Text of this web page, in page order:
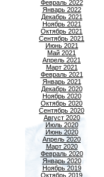
Февраль 2022
Январь 2022
Декабрь 2021
Ноябрь 2021
Октябрь 2021
Сентябрь 2021
Июнь 2021
Май 2021
Апрель 2021
Март 2021
Февраль 2021
Январь 2021
Декабрь 2020
Ноябрь 2020
Октябрь 2020
Сентябрь 2020
Август 2020
Июль 2020
Июнь 2020
Апрель 2020
Март 2020
Февраль 2020
Январь 2020
Ноябрь 2019
Октябрь 2019